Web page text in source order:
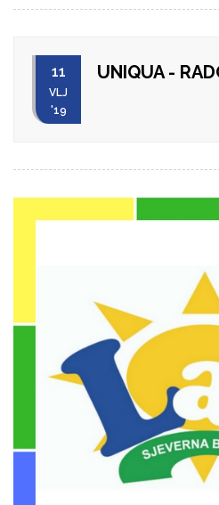
11
VLJ
'19
UNIQUA -